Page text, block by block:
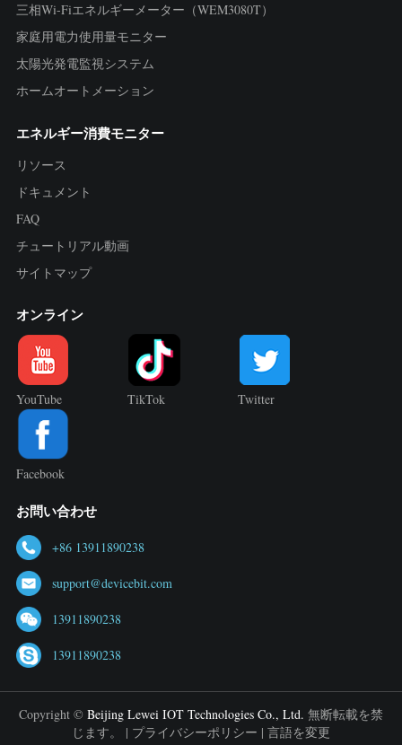
三相Wi-Fiエネルギーメーター（WEM3080T）
家庭用電力使用量モニター
太陽光発電監視システム
ホームオートメーション
エネルギー消費モニター
リソース
ドキュメント
FAQ
チュートリアル動画
サイトマップ
オンライン
YouTube TikTok Twitter
Facebook
お問い合わせ
+86 13911890238
support@devicebit.com
13911890238
13911890238
Copyright © Beijing Lewei IOT Technologies Co., Ltd. 無断転載を禁
じます。 | プライバシーポリシー | 言語を変更